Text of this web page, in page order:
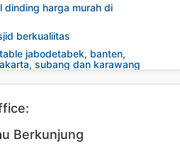
harga murah di
berkualiitas
jabodetabek, banten,
subang dan karawang
Berkunjung